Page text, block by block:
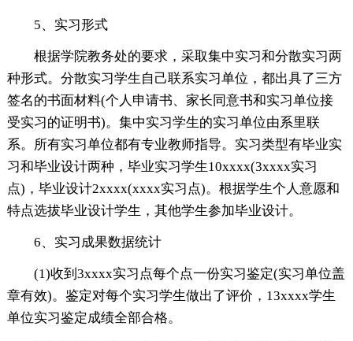
5、实习形式
根据学院教务处的要求，采取集中实习和分散实习两
种形式。分散实习学生自己联系实习单位，都出具了三方
签名的书面材料(个人申请书、家长同意书和实习单位接
受实习的证明书)。集中实习学生的实习单位由系里联
系。所有实习单位都有专业教师指导。实习类型有毕业实
习和毕业设计两种，毕业实习学生10xxxx(3xxxx实习
点)，毕业设计2xxxx(xxxx实习点)。根据学生个人意愿和
特点选拔毕业设计学生，其他学生参加毕业设计。
6、实习成果数据统计
(1)收到3xxxx实习点每个点一份实习鉴定(实习单位盖
章有效)。鉴定对每个实习学生做出了评价，13xxxx学生
单位实习鉴定成绩全部合格。